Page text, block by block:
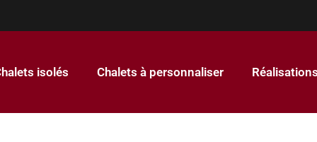
isolés Chalets à personnaliser